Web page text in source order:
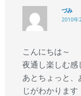
づみ
2010年
こんにちは～
夜通し楽しむ感
あとちょっと
じがわかります